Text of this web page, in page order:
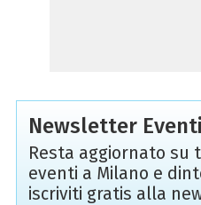
Newsletter Eventi
Resta aggiornato su
eventi a Milano e
iscriviti gratis alla